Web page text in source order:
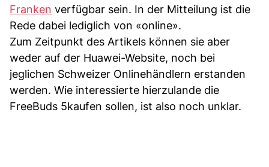
Franken verfügbar sein. In der Mitteilung ist die
Rede dabei lediglich von «online».
Zum Zeitpunkt des Artikels können sie aber
weder auf der Huawei-Website, noch bei
jeglichen Schweizer Onlinehändlern erstanden
werden. Wie interessierte hierzulande die
FreeBuds 5kaufen sollen, ist also noch unklar.